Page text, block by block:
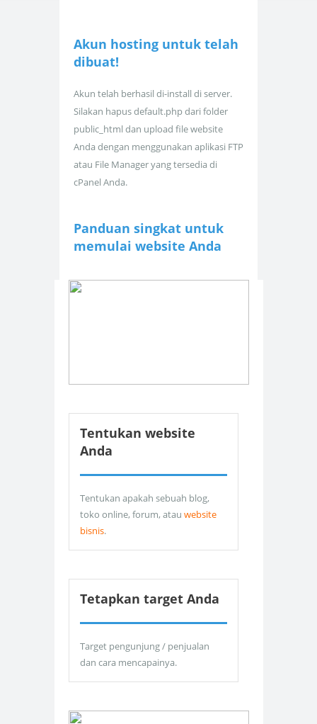
Akun hosting untuk telah
dibuat!
Akun telah berhasil di-install di server.
Silakan hapus default.php dari folder
public_html dan upload file website
Anda dengan menggunakan aplikasi FTP
atau File Manager yang tersedia di
cPanel Anda.
Panduan singkat untuk
memulai website Anda
Tentukan website
Anda
Tentukan apakah sebuah blog,
toko online, forum, atau website
bisnis.
Tetapkan target Anda
Target pengunjung / penjualan
dan cara mencapainya.